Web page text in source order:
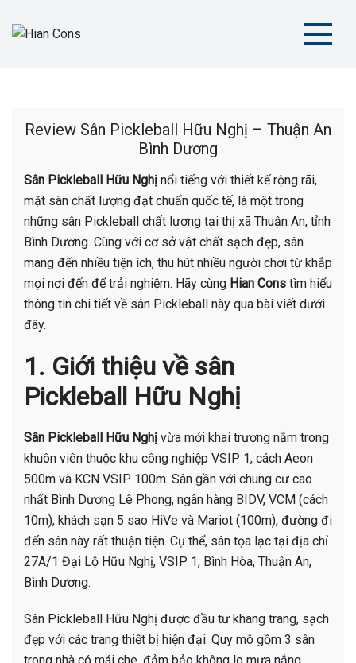
Review Sân Pickleball Hữu Nghị – Thuận An
Bình Dương
Sân Pickleball Hữu Nghị nổi tiếng với thiết kế rộng rãi,
mặt sân chất lượng đạt chuẩn quốc tế, là một trong
những sân Pickleball chất lượng tại thị xã Thuận An, tỉnh
Bình Dương. Cùng với cơ sở vật chất sạch đẹp, sân
mang đến nhiều tiện ích, thu hút nhiều người chơi từ khắp
mọi nơi đến để trải nghiệm. Hãy cùng Hian Cons tìm hiểu
thông tin chi tiết về sân Pickleball này qua bài viết dưới
đây.
1. Giới thiệu về sân
Pickleball Hữu Nghị
Sân Pickleball Hữu Nghị vừa mới khai trương nằm trong
khuôn viên thuộc khu công nghiệp VSIP 1, cách Aeon
500m và KCN VSIP 100m. Sân gần với chung cư cao
nhất Bình Dương Lê Phong, ngân hàng BIDV, VCM (cách
10m), khách sạn 5 sao HiVe và Mariot (100m), đường đi
đến sân này rất thuận tiện. Cụ thể, sân tọa lạc tại địa chỉ
27A/1 Đại Lộ Hữu Nghị, VSIP 1, Bình Hòa, Thuận An,
Bình Dương.
Sân Pickleball Hữu Nghị được đầu tư khang trang, sạch
đẹp với các trang thiết bị hiện đại. Quy mô gồm 3 sân